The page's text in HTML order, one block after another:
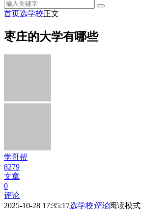
首页选学校正文
枣庄的大学有哪些
学哥帮
8279
文章
0
评论
2025-10-28 17:35:17选学校评论阅读模式